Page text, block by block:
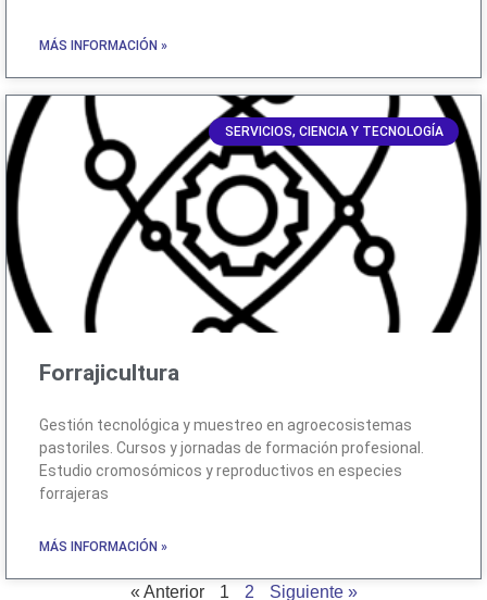
MÁS INFORMACIÓN »
SERVICIOS, CIENCIA Y TECNOLOGÍA
Forrajicultura
Gestión tecnológica y muestreo en agroecosistemas
pastoriles. Cursos y jornadas de formación profesional.
Estudio cromosómicos y reproductivos en especies
forrajeras
MÁS INFORMACIÓN »
« Anterior 1 2 Siguiente »